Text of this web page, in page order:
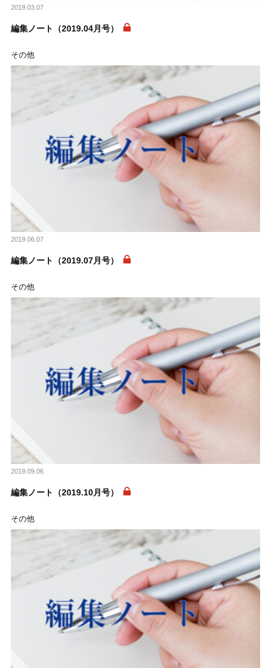
2019.03.07
編集ノート（2019.04月号）
その他
2019.06.07
編集ノート（2019.07月号）
その他
2019.09.06
編集ノート（2019.10月号）
その他